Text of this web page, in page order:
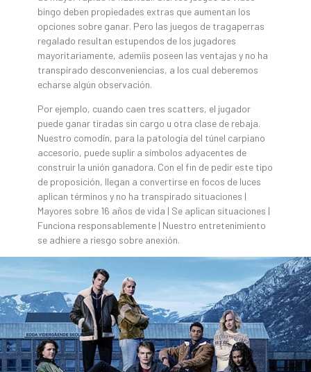
bingo deben propiedades extras que aumentan los
opciones sobre ganar. Pero las juegos de tragaperras
regalado resultan estupendos de los jugadores
mayoritariamente, ademí¡s poseen las ventajas y no ha
transpirado desconveniencias, a los cual deberemos
echarse algún observación.
Por ejemplo, cuando caen tres scatters, el jugador
puede ganar tiradas sin cargo u otra clase de rebaja.
Nuestro comodín, para la patologí­a del túnel carpiano
accesorio, puede suplir a símbolos adyacentes de
construir la unión ganadora. Con el fin de pedir este tipo
de proposición, llegan a convertirse en focos de luces
aplican términos y no ha transpirado situaciones |
Mayores sobre 16 años de vida | Se aplican situaciones |
Funciona responsablemente | Nuestro entretenimiento
se adhiere a riesgo sobre anexión.